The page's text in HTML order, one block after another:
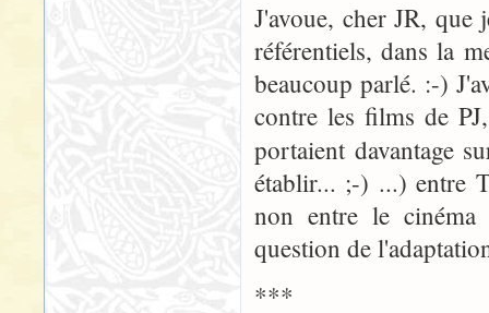
J'avoue, cher JR, que
référentiels, dans la
beaucoup parlé. :-)
contre les films de
portaient davantage
établir... ;-) ...) entre
non entre le cinéma
question de
***